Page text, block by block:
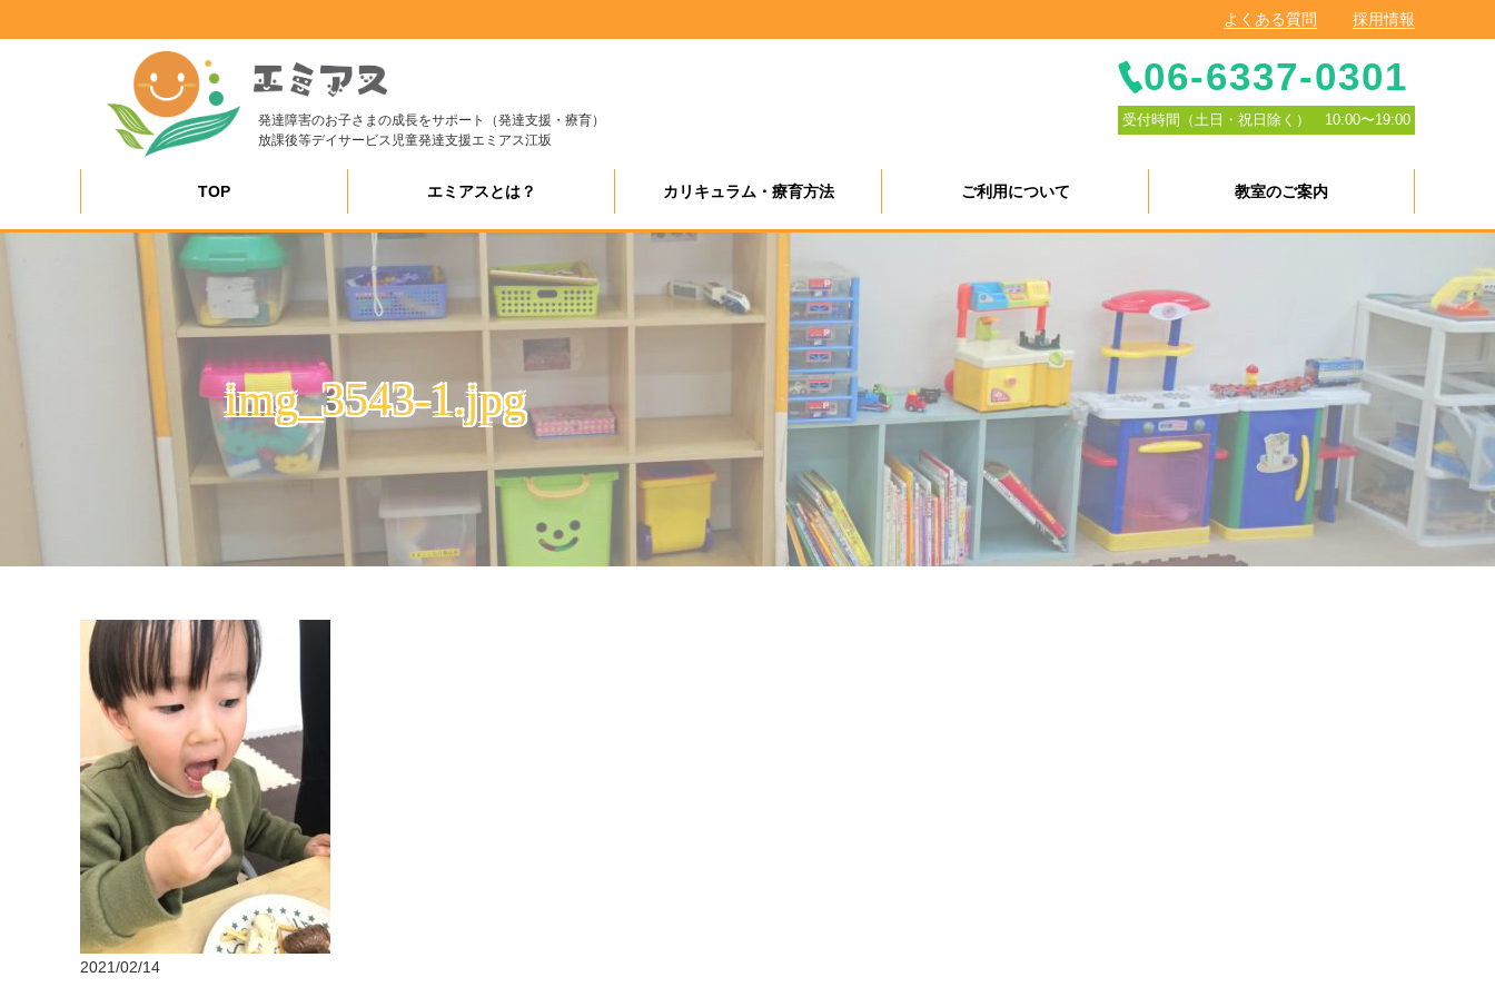
よくある質問 採用情報
発達障害のお子さまの成長をサポート（発達支援・療育）
放課後等デイサービス児童発達支援エミアス江坂
06-6337-0301
受付時間（土日・祝日除く） 10:00〜19:00
TOP エミアスとは？ カリキュラム・療育方法 ご利用について 教室のご案内
img_3543-1.jpg
2021/02/14